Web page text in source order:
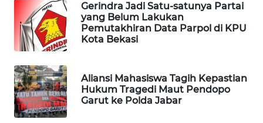
Gerindra Jadi Satu-satunya Partai
yang Belum Lakukan
Pemutakhiran Data Parpol di KPU
Kota Bekasi
Aliansi Mahasiswa Tagih Kepastian
Hukum Tragedi Maut Pendopo
Garut ke Polda Jabar
TAMBANG
NEWS
NEWS
SIDIKALANG
NEWS